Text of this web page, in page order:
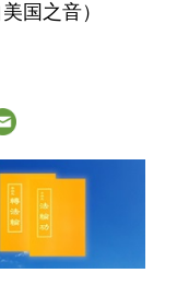
国之音）